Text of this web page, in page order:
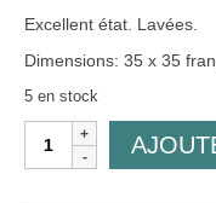
Excellent état. Lavées.
Dimensions: 35 x 35
5 en stock
quantité